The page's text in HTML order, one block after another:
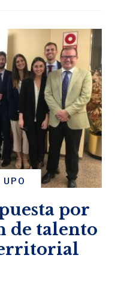
UPO
por
de talento